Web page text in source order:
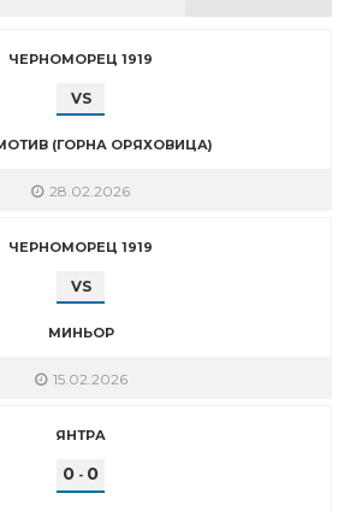
ЧЕРНОМОРЕЦ 1919
VS
(ГОРНА ОРЯХОВИЦА)
28.02.2026
ЧЕРНОМОРЕЦ 1919
VS
МИНЬОР
15.02.2026
ЯНТРА
0 - 0